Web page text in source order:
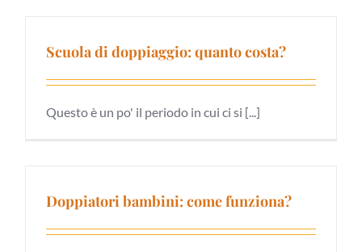
Scuola di doppiaggio: quanto costa?
Questo è un po' il periodo in cui ci si [...]
Doppiatori bambini: come funziona?